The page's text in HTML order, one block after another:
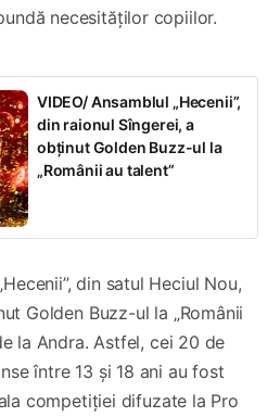
necesităților copiilor.
VIDEO/ Ansamblul „Hecenii”,
din raionul Sîngerei, a
obținut Golden Buzz-ul la
„Românii au talent”
din satul Heciul Nou,
Golden Buzz-ul la „Românii
la Andra. Astfel, cei 20 de
între 13 și 18 ani au fost
competiției difuzate la Pro